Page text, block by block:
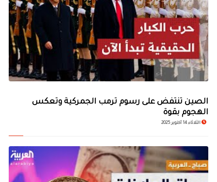
الصين تنتفض على رسوم ترمب الجمركية وتعكس
الهجوم بقوة
الثلاثاء 14 أكتوبر 2025